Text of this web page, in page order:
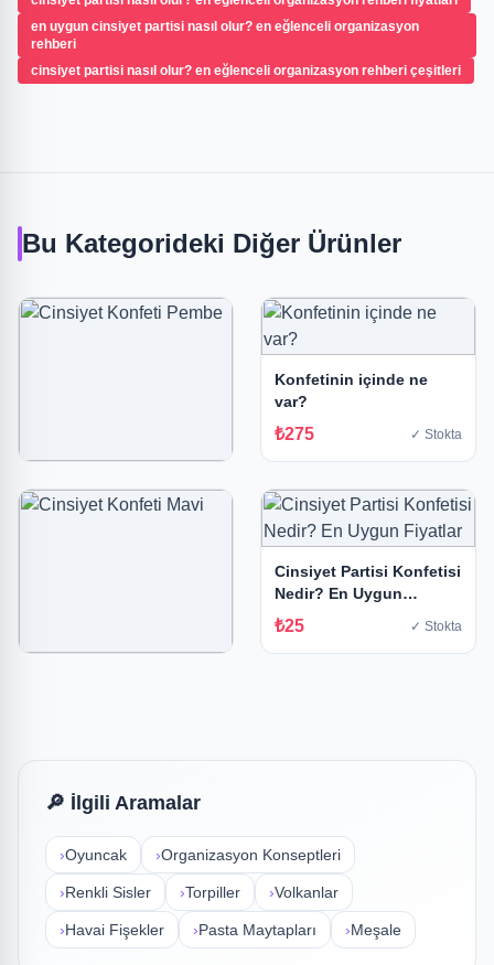
en uygun cinsiyet partisi nasıl olur? en eğlenceli organizasyon
rehberi
cinsiyet partisi nasıl olur? en eğlenceli organizasyon rehberi çeşitleri
Bu Kategorideki Diğer Ürünler
2026 Model
Konfetinin içinde ne
var?
₺275 ✓ Stokta
Cinsiyet Partisi Konfetisi
Nedir? En Uygun
Fiyatlar
₺25 ✓ Stokta
🔎 İlgili Aramalar
›Oyuncak ›Organizasyon Konseptleri
›Renkli Sisler ›Torpiller ›Volkanlar
›Havai Fişekler ›Pasta Maytapları ›Meşale